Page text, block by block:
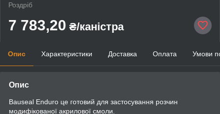
Роздріб
7 783,20 ₴/каністра
Опис Характеристики Доставка Оплата Умови
Опис
Bauseal Enduro це готовий для застосування розчин
модифікованої акрилової смоли